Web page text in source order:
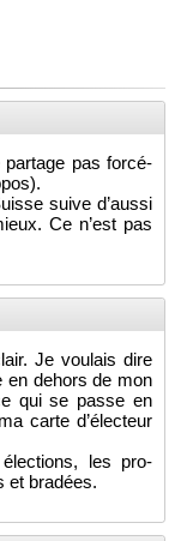
par­tage pas for­cé­
suive d’aussi
Ce n’est pas
Je vou­lais dire
de­hors de mon
qui se passe en
carte d’élec­teur
les pro­
et bra­dées.